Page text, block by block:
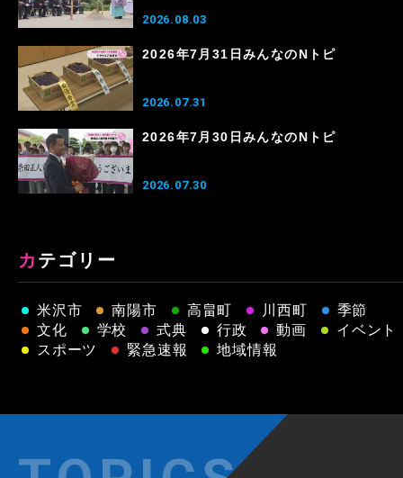
2026.08.03
2026年7月31日みんなのNトピ
2026.07.31
2026年7月30日みんなのNトピ
2026.07.30
カテゴリー
米沢市 南陽市 高畠町 川西町
季節
文化
学校 式典 行政 動画
イベント
スポーツ
緊急速報 地域情報